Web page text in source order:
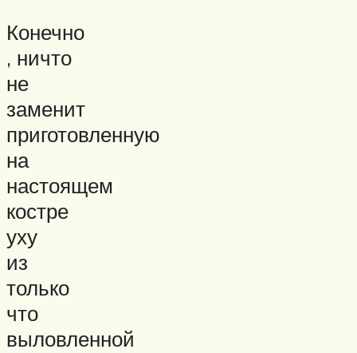
Конечно
, ничто
не
заменит
приготовленную
на
настоящем
костре
уху
из
только
что
выловленной